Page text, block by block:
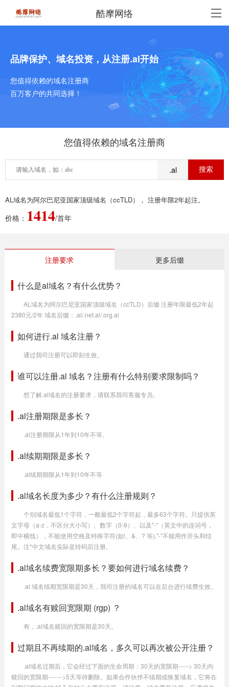
酷摩网络
品牌保护、域名投资，从注册.al开始
您值得依赖的域名注册商
百万客户的共同选择！
您值得依赖的域名注册商
.al
AL域名为阿尔巴尼亚国家顶级域名（ccTLD）， 注册年限2年起注。
价格： 1414/首年
注册要求 更多后缀
什么是al域名？有什么优势？
AL域名为阿尔巴尼亚国家顶级域名（ccTLD）后缀 注册年限最低2年起
2380元/2年 域名后缀：.al/.net.al/.org.al
如何进行.al 域名注册？
通过我司注册可以即刻生效。
谁可以注册.al 域名？注册有什么特别要求限制吗？
想了解.al域名的注册要求，请联系我司客服专员。
.al注册期限是多长？
.al注册期限从1年到10年不等。
.al续期期限是多长？
.al续期期限从1年到10年不等
.al域名长度为多少？有什么注册规则？
个别域名最低1个字符，一般最低2个字符起，最多63个字符。只提供英
文字母（a-z，不区分大小写）、数字（0-9）、以及"-"（英文中的连词号，
即中横线），不能使用空格及特殊字符(如!、&、? 等),"-"不能用作开头和结
尾。注*中文域名实际是转码后注册。
.al域名续费宽限期多长？要如何进行域名续费？
.al 域名续期宽限期是30天，我司注册的域名可以在后台进行续费生效。
.al域名有赎回宽限期 (rgp) ？
有，.al域名赎回的宽限期是30天。
过期且不再续期的.al域名，多久可以再次被公开注册？
.al域名过期后，它会经过下面的生命周期：30天的宽限期-----> 30天内
赎回的宽限期------->5天等待删除。如果合作伙伴不续期或恢复域名，它将在